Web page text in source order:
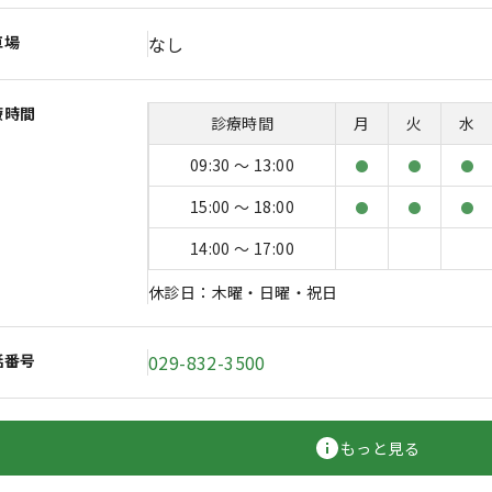
場 なし
間 診療時間 月 火
水
09:30 〜 13:00
● ● ●
15:00 〜 18:00 ● ● ●
14:00 〜 17:00
休診日：木曜・日曜・祝日
号 029-832-3500
もっと見る